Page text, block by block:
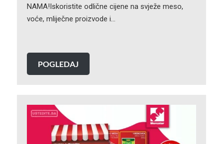
NAMA!Iskoristite odlične cijene na svježe meso,
voće, mliječne proizvode i…
POGLEDAJ